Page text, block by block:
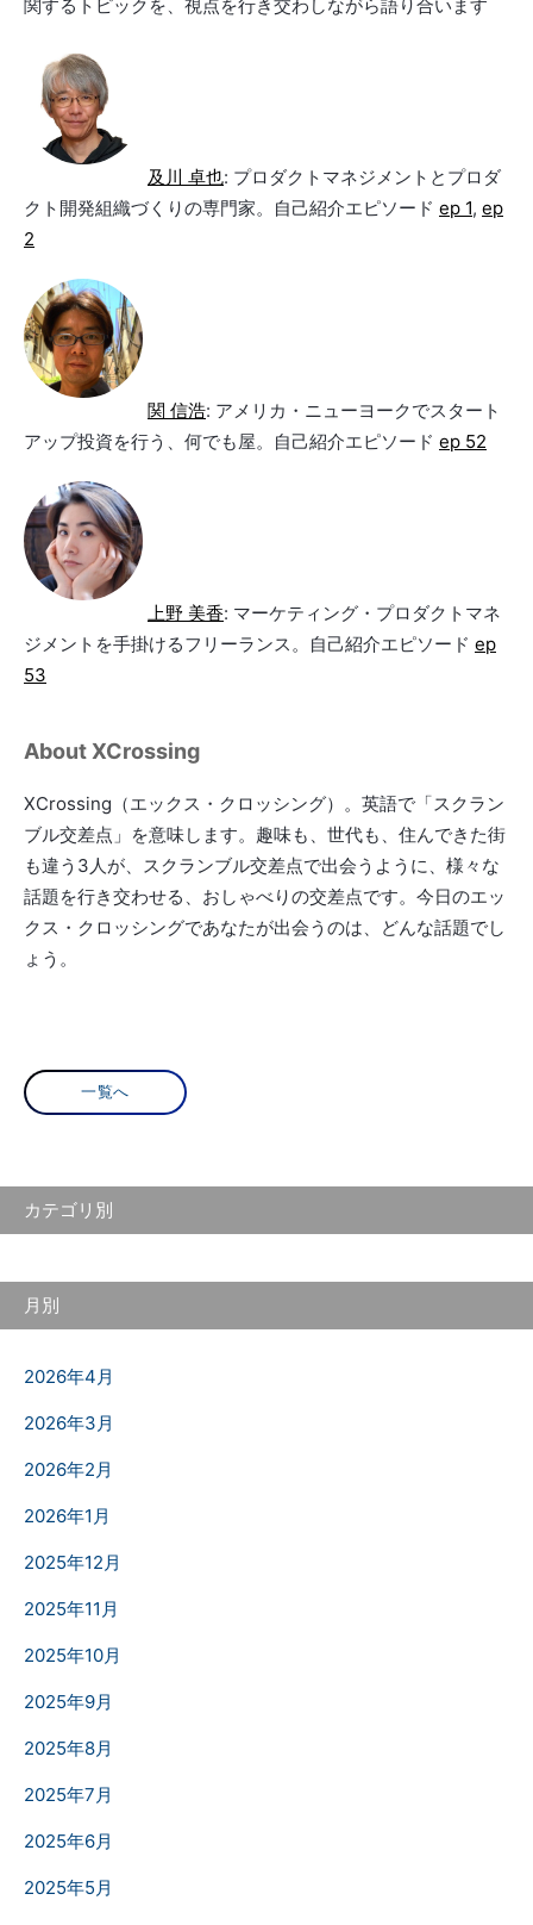
関するトピックを、視点を行き交わしながら語り合います
及川 卓也: プロダクトマネジメントとプロダ
クト開発組織づくりの専門家。自己紹介エピソード ep 1, ep
2
関 信浩: アメリカ・ニューヨークでスタート
アップ投資を行う、何でも屋。自己紹介エピソード ep 52
上野 美香: マーケティング・プロダクトマネ
ジメントを手掛けるフリーランス。自己紹介エピソード ep
53
About XCrossing
XCrossing（エックス・クロッシング）。英語で「スクラン
ブル交差点」を意味します。趣味も、世代も、住んできた街
も違う3人が、スクランブル交差点で出会うように、様々な
話題を行き交わせる、おしゃべりの交差点です。今日のエッ
クス・クロッシングであなたが出会うのは、どんな話題でし
ょう。
一覧へ
カテゴリ別
月別
2026年4月
2026年3月
2026年2月
2026年1月
2025年12月
2025年11月
2025年10月
2025年9月
2025年8月
2025年7月
2025年6月
2025年5月